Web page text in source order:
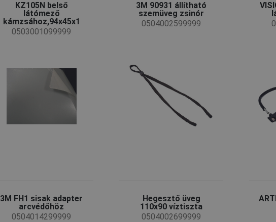
KZ105N belső
látómező
kámzsához,94x45x1
0503001099999
3M 90931 állítható
szemüveg zsinór
0504002599999
3M FH1 sisak adapter
arcvédőhöz
0504014299999
Hegesztő üveg
110x90 víztiszta
0504002699999